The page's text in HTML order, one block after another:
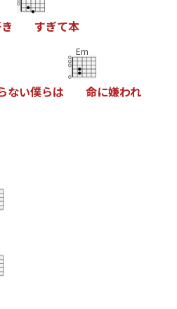
き すぎて本
ない僕らは
Em
命に嫌われ